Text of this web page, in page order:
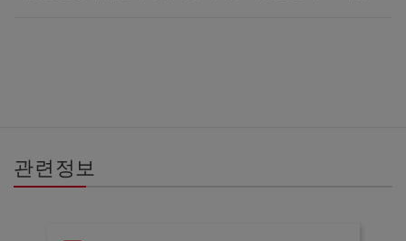
관련정보